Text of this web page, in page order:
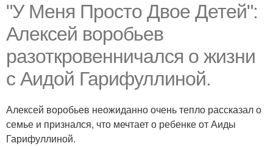
"У Меня Просто Двое Детей":
Алексей воробьев
разоткровенничался о жизни
с Аидой Гарифуллиной.
Алексей воробьев неожиданно очень тепло рассказал о
семье и признался, что мечтает о ребенке от Аиды
Гарифуллиной.